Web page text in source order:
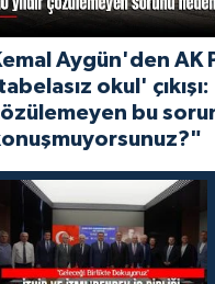
Aygün'den AK
okul' çıkışı:
bu